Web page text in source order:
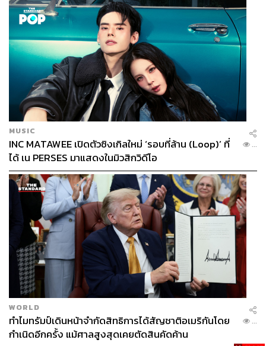
MUSIC
INC MATAWEE เปิดตัวซิงเกิลใหม่ ‘รอบที่ล้าน (Loop)’ ที่
ได้ เน PERSES มาแสดงในมิวสิกวิดีโอ
...
WORLD
ทำไมทรัมป์เดินหน้าจำกัดสิทธิการได้สัญชาติอเมริกันโดย
กำเนิดอีกครั้ง แม้ศาลสูงสุดเคยตัดสินคัดค้าน
...